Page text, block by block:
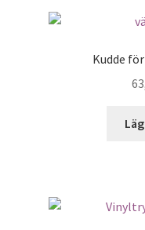
Kudde